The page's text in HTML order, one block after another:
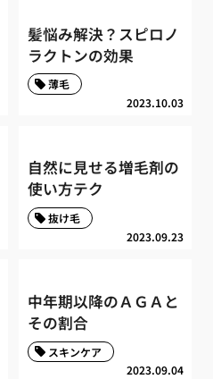
髪悩み解決？スピロノ
ラクトンの効果
2023.10.03
薄毛
自然に見せる増毛剤の
使い方テク
2023.09.23
抜け毛
中年期以降のＡＧＡと
その割合
2023.09.04
スキンケア